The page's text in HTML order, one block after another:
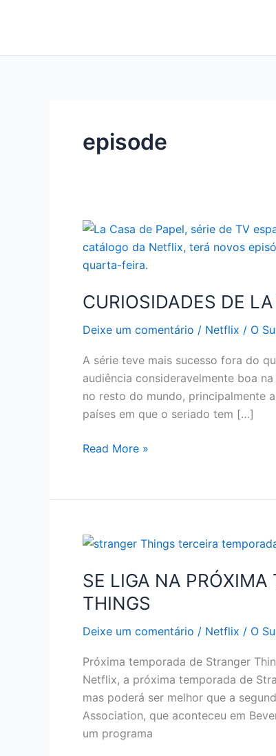
episode
CURIOSIDADES DE
Deixe um comentário / Netflix / O
A série teve mais sucesso fora do
audiência consideravelmente boa
no resto do mundo, principalmente
países em que o seriado tem […]
CURIOSIDADES
CASA
PAPEL
Read More »
SE LIGA NA PRÓXIMA
THINGS
Deixe um comentário / Netflix / O
Próxima temporada de Stranger
Netflix, a próxima temporada de
mas poderá ser melhor que a
Association, que aconteceu em
um programa